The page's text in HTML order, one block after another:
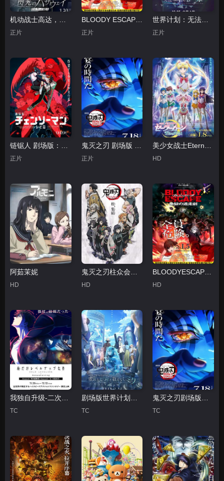
正片
BLOODY ESCAPE -地狱的逃生作战-
正片 正片
链锯人 剧场版：蕾塞篇
正片
鬼灭之刃 剧场版 无限城篇第一章 猗窝座再来
正片
美少女战士Eternal剧场版前篇
HD
阿茹茉妮
HD HD HD
我独自升级-二次觉醒-
TC
剧场版世界计划破碎的世界与无法歌唱的未来
TC
鬼灭之刃剧场版无限城篇第一章猗窝座再来
TC